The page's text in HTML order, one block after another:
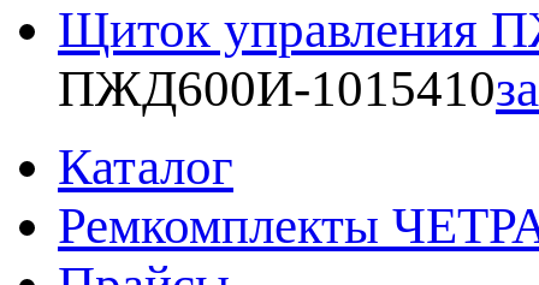
Щиток управления
ПЖД600И-1015410
Каталог
Ремкомплекты